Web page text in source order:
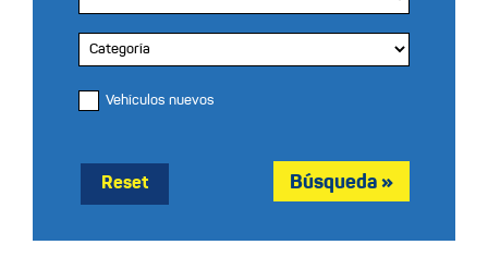
Vehículos nuevos
Reset